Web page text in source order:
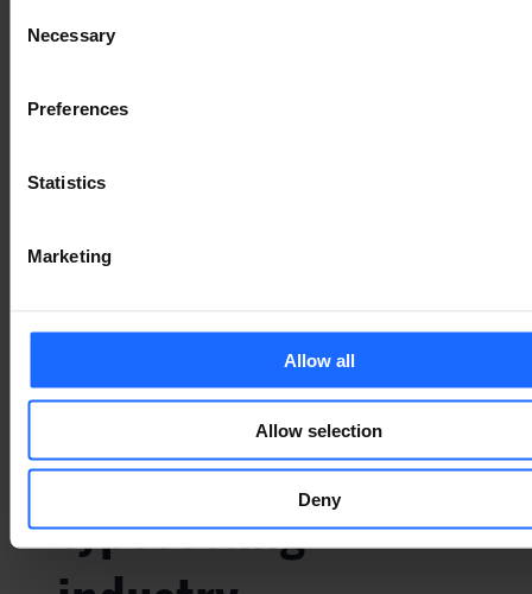
Selection
Necessary
Preferences
Statistics
Marketing
Allow all
Allow selection
Deny
of the printing and
typesetting
industry
simply dummy text
of the printing and
typesetting